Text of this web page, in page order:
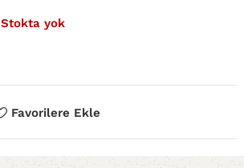
Stokta yok
Favorilere Ekle